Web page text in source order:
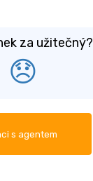
za užitečný?
😞
s agentem